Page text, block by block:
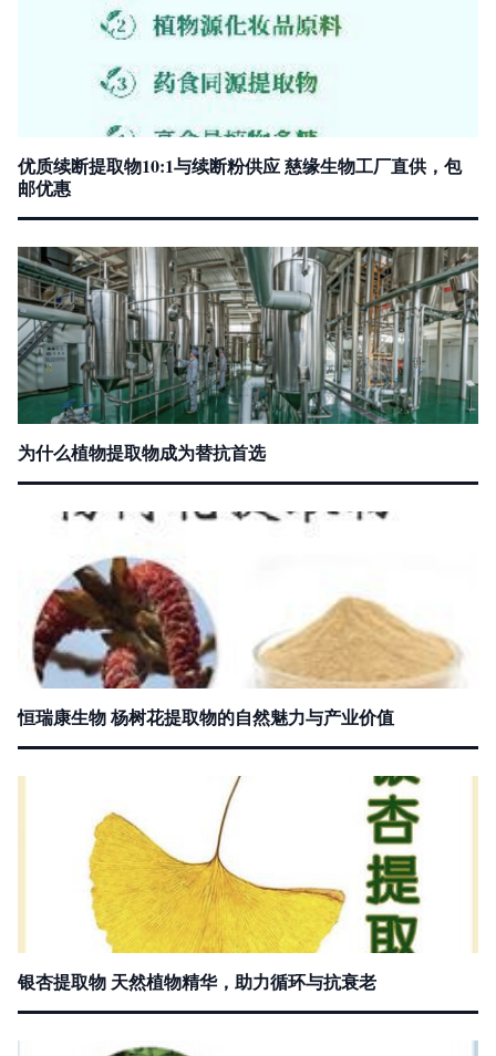
优质续断提取物10:1与续断粉供应 慈缘生物工厂直供，包
邮优惠
为什么植物提取物成为替抗首选
恒瑞康生物 杨树花提取物的自然魅力与产业价值
银杏提取物 天然植物精华，助力循环与抗衰老